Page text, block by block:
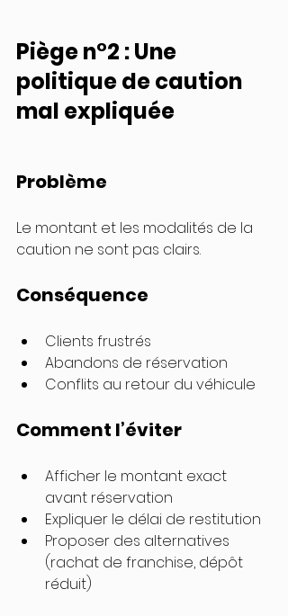
Piège n°2 : Une
politique de caution
mal expliquée
Problème
Le montant et les modalités de la
caution ne sont pas clairs.
Conséquence
Clients frustrés
Abandons de réservation
Conflits au retour du véhicule
Comment l’éviter
Afficher le montant exact
avant réservation
Expliquer le délai de restitution
Proposer des alternatives
(rachat de franchise, dépôt
réduit)